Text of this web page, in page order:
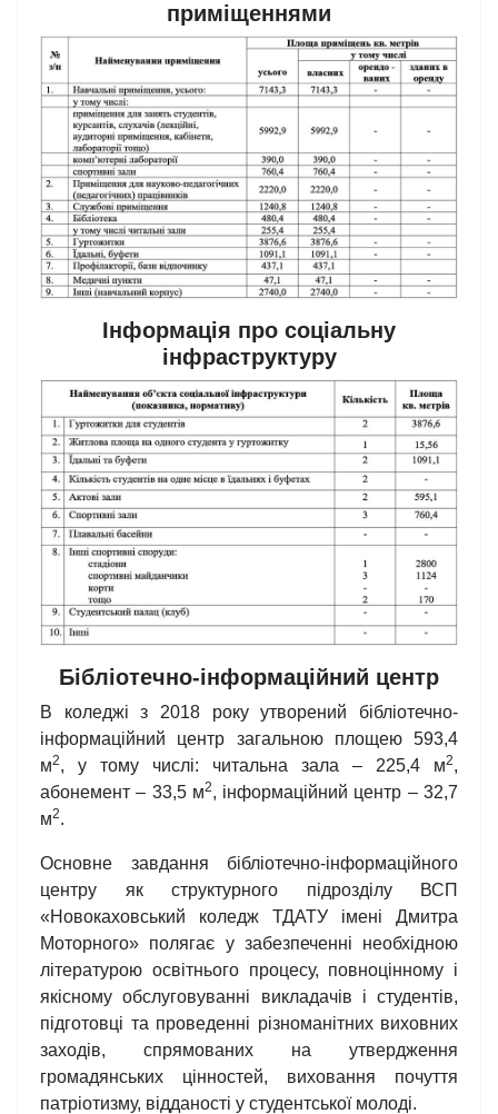
приміщеннями
Інформація про соціальну
інфраструктуру
Бібліотечно-інформаційний центр
В коледжі з 2018 року утворений бібліотечно-
інформаційний центр загальною площею 593,4
м2, у тому числі: читальна зала – 225,4 м2,
абонемент – 33,5 м2, інформаційний центр – 32,7
м2.
Основне завдання бібліотечно-інформаційного
центру як структурного підрозділу ВСП
«Новокаховський коледж ТДАТУ імені Дмитра
Моторного» полягає у забезпеченні необхідною
літературою освітнього процесу, повноцінному і
якісному обслуговуванні викладачів і студентів,
підготовці та проведенні різноманітних виховних
заходів, спрямованих на утвердження
громадянських цінностей, виховання почуття
патріотизму, відданості у студентської молоді.